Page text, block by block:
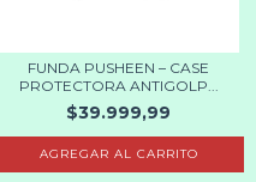
FUNDA PUSHEEN – CASE
PROTECTORA ANTIGOLP...
$39.999,99
AGREGAR AL CARRITO